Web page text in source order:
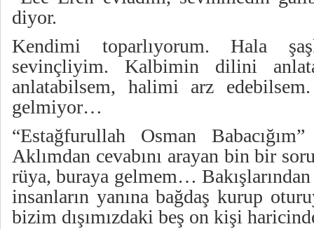
diyor.
Kendimi toparlıyorum. Hala
sevinçliyim. Kalbimin dilini
anlatabilsem, halimi arz
gelmiyor…
“Estağfurullah Osman
Aklımdan cevabını arayan bin bir
rüya, buraya gelmem…
insanların yanına bağdaş kurup
bizim dışımızdaki beş on kişi